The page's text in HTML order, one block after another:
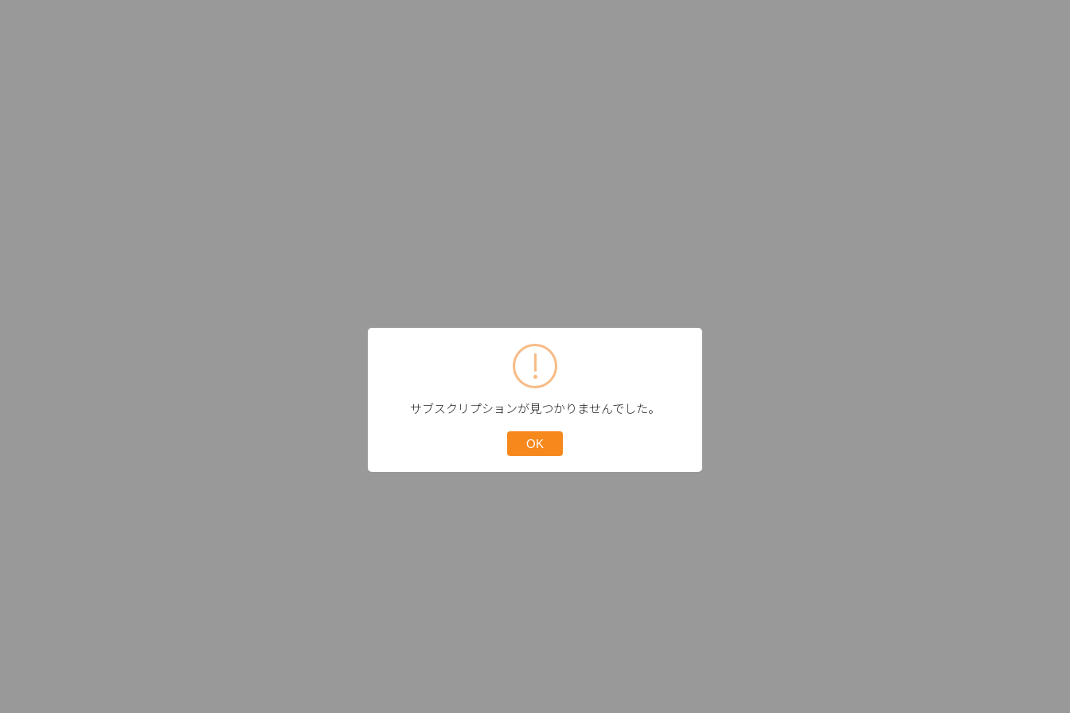
サブスクリプションが見つかりませんでした。
OK